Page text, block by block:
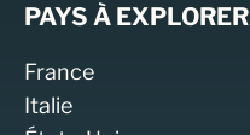
PAYS À EXPLORER
France
Italie